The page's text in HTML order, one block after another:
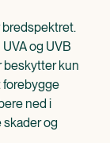
bredspektret.
og UVB
beskytter kun
forebygge
ned i
skader og